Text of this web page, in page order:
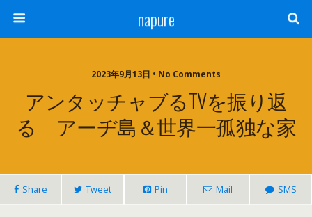
napure
2023年9月13日 • No Comments
アンタッチャブるTVを振り返
る アーヂ島＆世界一孤独な家
Share Tweet Pin Mail SMS